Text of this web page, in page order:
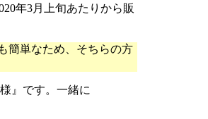
年3月上旬あたりから販
簡単なため、そちらの方
』です。一緒に